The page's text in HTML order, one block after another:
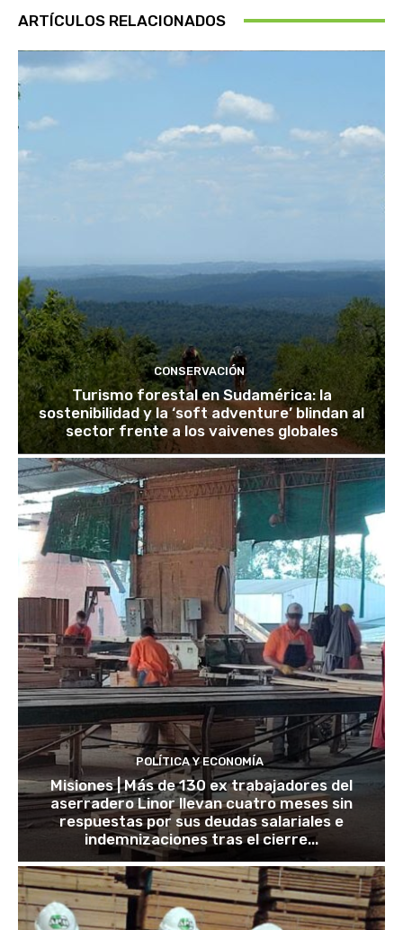
ARTÍCULOS RELACIONADOS
CONSERVACIÓN
Turismo forestal en Sudamérica: la
sostenibilidad y la ‘soft adventure’ blindan al
sector frente a los vaivenes globales
POLÍTICA Y ECONOMÍA
Misiones | Más de 130 ex trabajadores del
aserradero Linor llevan cuatro meses sin
respuestas por sus deudas salariales e
indemnizaciones tras el cierre...